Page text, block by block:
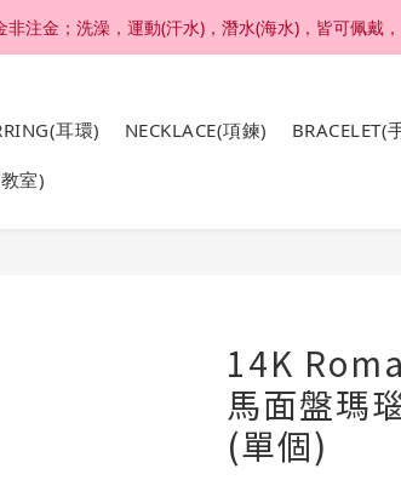
，結帳享92折扣 ; 滿六千刷卡分期零利率。
注金；洗澡，運動(汗水)，潛水(海水)，皆可佩戴
耳環) NECKLACE(項鍊) BRACELET(
室)
14K
馬面盤瑪
(單個)